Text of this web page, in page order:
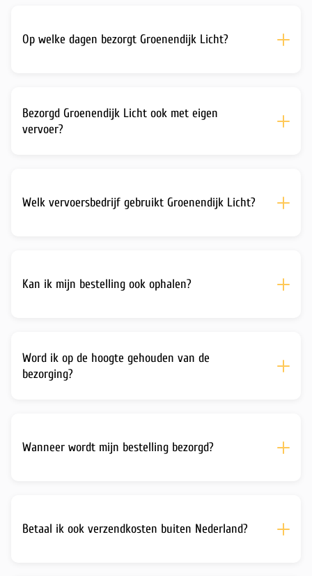
Op welke dagen bezorgt Groenendijk Licht?
Bezorgd Groenendijk Licht ook met eigen
vervoer?
Welk vervoersbedrijf gebruikt Groenendijk Licht?
Kan ik mijn bestelling ook ophalen?
Word ik op de hoogte gehouden van de
bezorging?
Wanneer wordt mijn bestelling bezorgd?
Betaal ik ook verzendkosten buiten Nederland?